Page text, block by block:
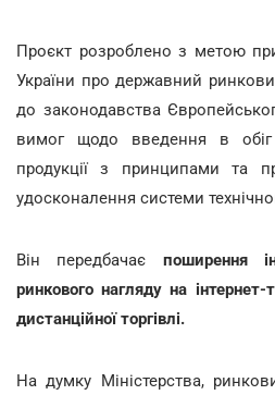
Проєкт розроблено з метою
України про державний
до законодавства
вимог щодо введення в обіг
продукції з принципами та
удосконалення системи
Він передбачає поширення
ринкового нагляду на
дистанційної торгівлі.
На думку Міністерства,